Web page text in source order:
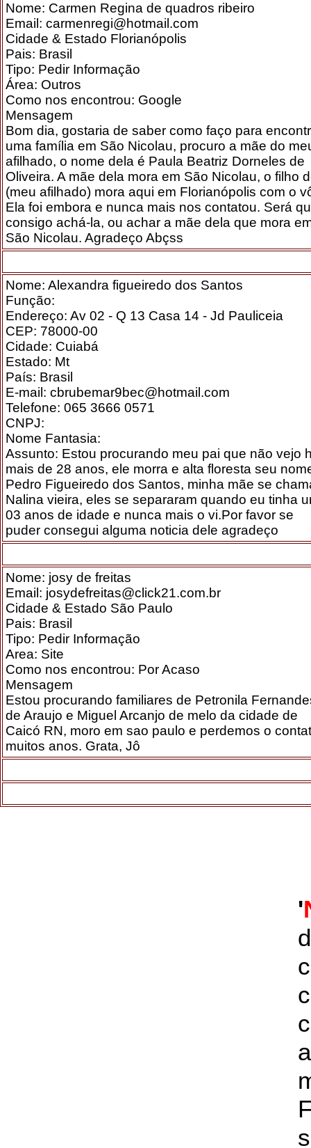
Nome: Carmen Regina de quadros ribeiro
Email: carmenregi@hotmail.com
Cidade & Estado Florianópolis
Pais: Brasil
Tipo: Pedir Informação
Área: Outros
Como nos encontrou: Google
Mensagem
Bom dia, gostaria de saber como faço para
uma família em São Nicolau, procuro a mãe do
afilhado, o nome dela é Paula Beatriz Dorneles de
Oliveira. A mãe dela mora em São Nicolau, o filho
(meu afilhado) mora aqui em Florianópolis com o
Ela foi embora e nunca mais nos contatou. Será
consigo achá-la, ou achar a mãe dela que mora
São Nicolau. Agradeço Abçss
Nome: Alexandra figueiredo dos Santos
Função:
Endereço: Av 02 - Q 13 Casa 14 - Jd Pauliceia
CEP: 78000-00
Cidade: Cuiabá
Estado: Mt
País: Brasil
E-mail: cbrubemar9bec@hotmail.com
Telefone: 065 3666 0571
CNPJ:
Nome Fantasia:
Assunto: Estou procurando meu pai que não vejo
mais de 28 anos, ele morra e alta floresta seu
Pedro Figueiredo dos Santos, minha mãe se
Nalina vieira, eles se separaram quando eu tinha
03 anos de idade e nunca mais o vi.Por favor se
puder consegui alguma noticia dele agradeço
Nome: josy de freitas
Email: josydefreitas@click21.com.br
Cidade & Estado São Paulo
Pais: Brasil
Tipo: Pedir Informação
Area: Site
Como nos encontrou: Por Acaso
Mensagem
Estou procurando familiares de Petronila
de Araujo e Miguel Arcanjo de melo da cidade de
Caicó RN, moro em sao paulo e perdemos o
muitos anos. Grata, Jô
'